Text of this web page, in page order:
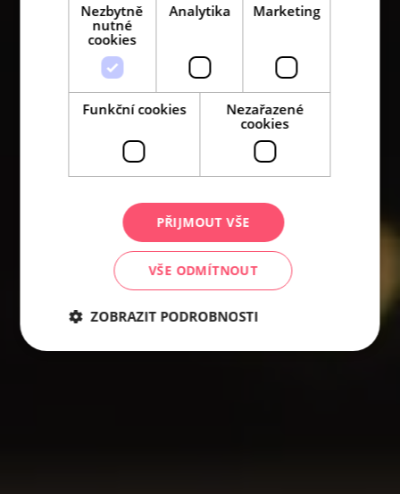
Nezbytně
nutné
cookies
Analytika Marketing
Funkční cookies
Nezařazené
cookies
PŘIJMOUT VŠE
VŠE ODMÍTNOUT
ZOBRAZIT PODROBNOSTI